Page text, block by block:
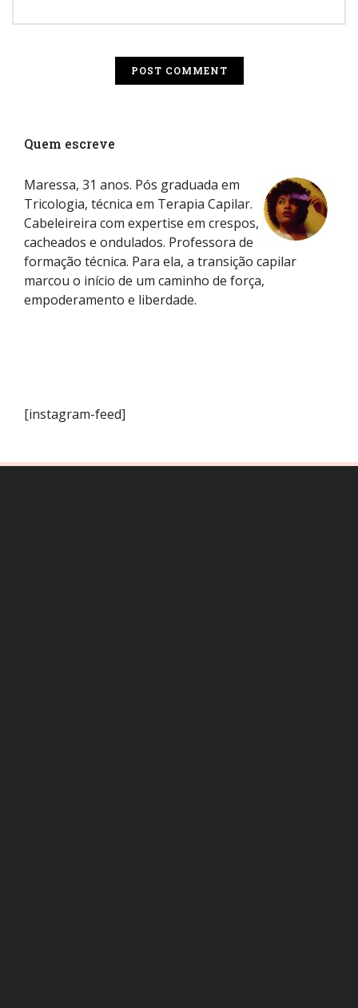
Quem escreve
Maressa, 31 anos. Pós graduada em
Tricologia, técnica em Terapia Capilar.
Cabeleireira com expertise em crespos,
cacheados e ondulados. Professora de
formação técnica. Para ela, a transição capilar
marcou o início de um caminho de força,
empoderamento e liberdade.
[instagram-feed]